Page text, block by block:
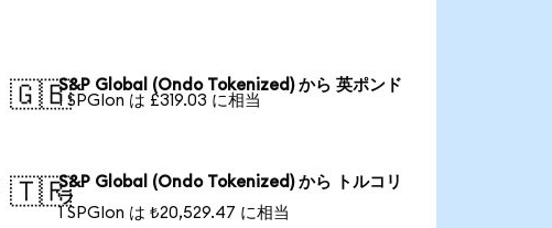
🇬🇧S&P Global (Ondo Tokenized) から 英ポンド
1 SPGIon は £319.03 に相当
🇹🇷S&P Global (Ondo Tokenized) から トルコリ
ラ
1 SPGIon は ₺20,529.47 に相当